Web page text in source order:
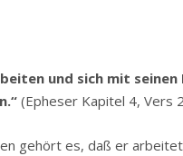
und sich mit
(Epheser Kapitel 4, Vers
gehört es, daß er